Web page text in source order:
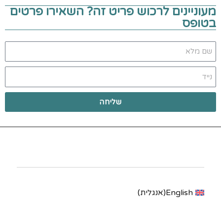
מעוניינים לרכוש פריט זה? השאירו פרטים
בטופס
שליחה
English
(אנגלית)